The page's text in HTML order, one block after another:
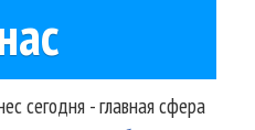
сегодня - главная сфера